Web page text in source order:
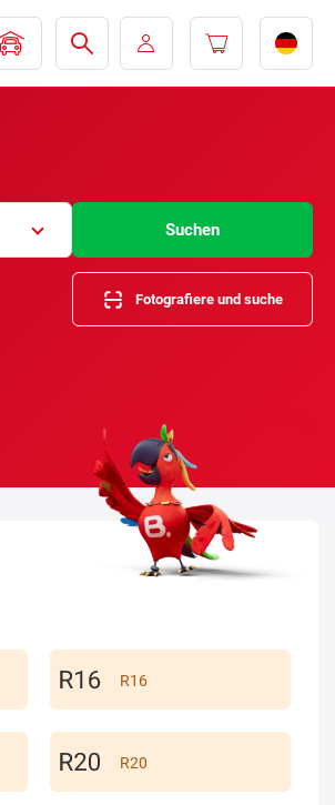
Suchen
Fotografiere und suche
R16
R20